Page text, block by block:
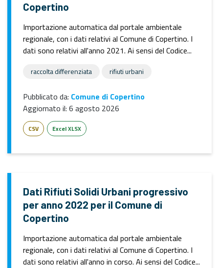
Copertino
Importazione automatica dal portale ambientale
regionale, con i dati relativi al Comune di Copertino. I
dati sono relativi all'anno 2021. Ai sensi del Codice...
raccolta differenziata rifiuti urbani
Pubblicato da: Comune di Copertino
Aggiornato il: 6 agosto 2026
CSV Excel XLSX
Dati Rifiuti Solidi Urbani progressivo
per anno 2022 per il Comune di
Copertino
Importazione automatica dal portale ambientale
regionale, con i dati relativi al Comune di Copertino. I
dati sono relativi all'anno in corso. Ai sensi del Codice...